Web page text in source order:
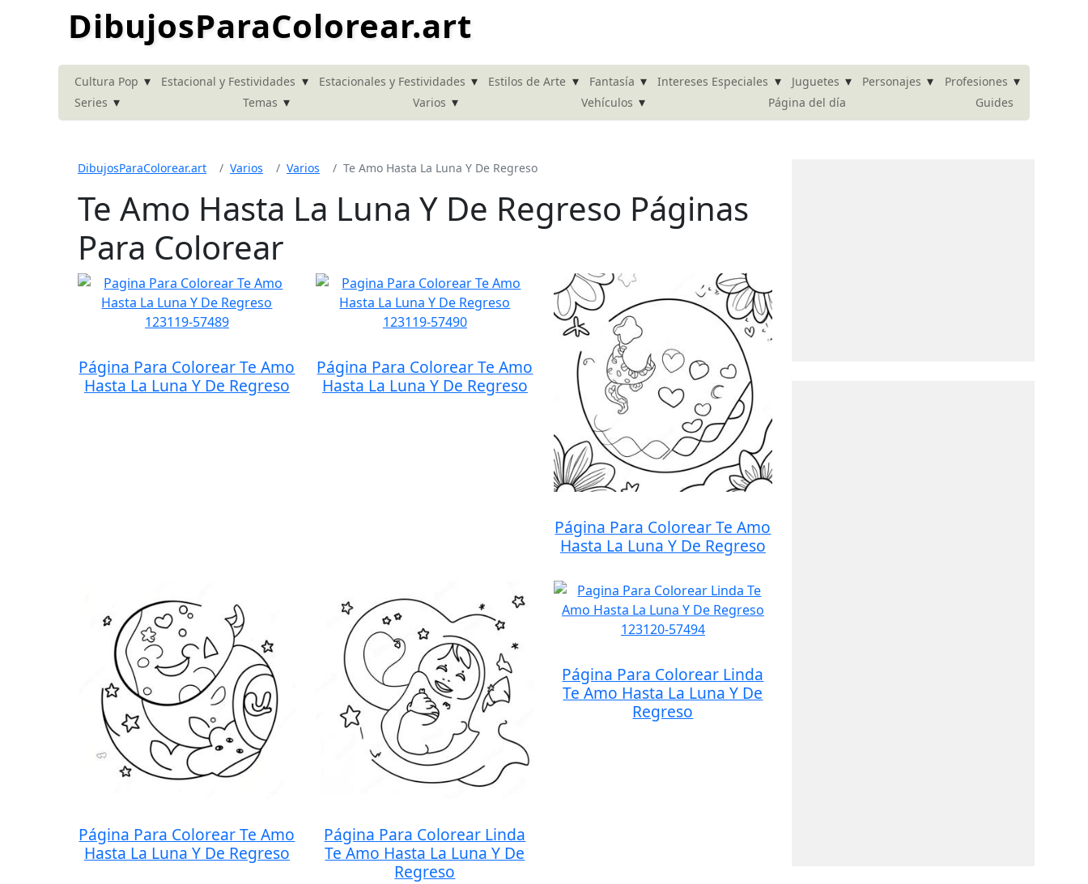
DibujosParaColorear.art
Cultura Pop ▾ Estacional y Festividades ▾ Estacionales y Festividades ▾ Estilos de Arte ▾ Fantasía ▾ Intereses Especiales ▾ Juguetes ▾ Personajes ▾ Profesiones ▾
Series ▾ Temas ▾ Varios ▾ Vehículos ▾ Página del día Guides
DibujosParaColorear.art Varios Varios Te Amo Hasta La Luna Y De Regreso
Te Amo Hasta La Luna Y De Regreso Páginas
Para Colorear
Página Para Colorear Te Amo
Hasta La Luna Y De Regreso
Página Para Colorear Te Amo
Hasta La Luna Y De Regreso
Página Para Colorear Te Amo
Hasta La Luna Y De Regreso
Página Para Colorear Te Amo
Hasta La Luna Y De Regreso
Página Para Colorear Linda
Te Amo Hasta La Luna Y De
Regreso
Página Para Colorear Linda
Te Amo Hasta La Luna Y De
Regreso